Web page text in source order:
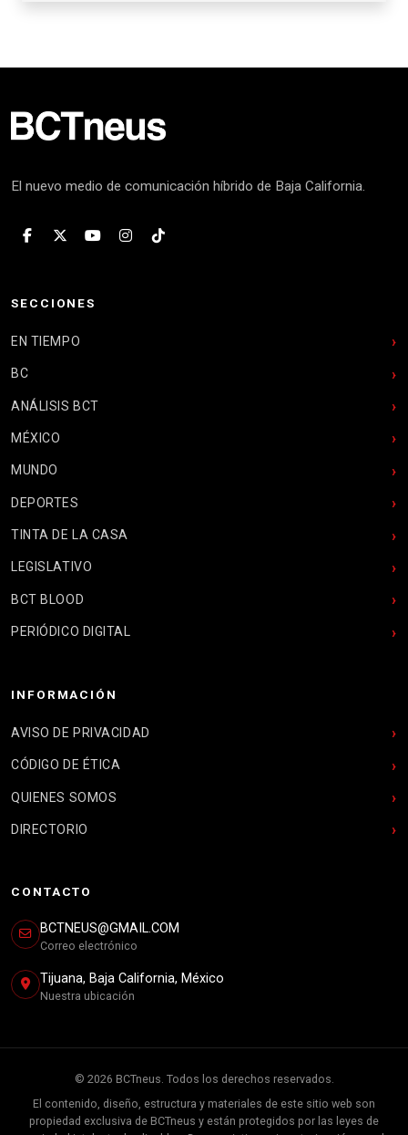
El nuevo medio de comunicación híbrido de Baja California.
SECCIONES
EN TIEMPO
BC
ANÁLISIS BCT
MÉXICO
MUNDO
DEPORTES
TINTA DE LA CASA
LEGISLATIVO
BCT BLOOD
PERIÓDICO DIGITAL
INFORMACIÓN
AVISO DE PRIVACIDAD
CÓDIGO DE ÉTICA
QUIENES SOMOS
DIRECTORIO
CONTACTO
BCTNEUS@GMAIL.COM
Correo electrónico
Tijuana, Baja California, México
Nuestra ubicación
© 2026 BCTneus. Todos los derechos reservados.
El contenido, diseño, estructura y materiales de este sitio web son
propiedad exclusiva de BCTneus y están protegidos por las leyes de